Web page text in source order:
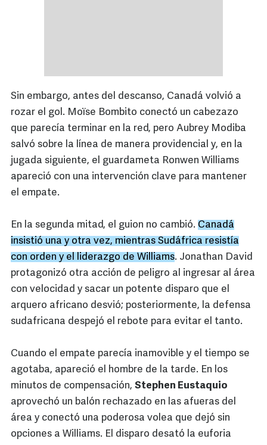
Sin embargo, antes del descanso, Canadá volvió a
rozar el gol. Moïse Bombito conectó un cabezazo
que parecía terminar en la red, pero Aubrey Modiba
salvó sobre la línea de manera providencial y, en la
jugada siguiente, el guardameta Ronwen Williams
apareció con una intervención clave para mantener
el empate.
En la segunda mitad, el guion no cambió. Canadá
insistió una y otra vez, mientras Sudáfrica resistía
con orden y el liderazgo de Williams. Jonathan David
protagonizó otra acción de peligro al ingresar al área
con velocidad y sacar un potente disparo que el
arquero africano desvió; posteriormente, la defensa
sudafricana despejó el rebote para evitar el tanto.
Cuando el empate parecía inamovible y el tiempo se
agotaba, apareció el hombre de la tarde. En los
minutos de compensación, Stephen Eustaquio
aprovechó un balón rechazado en las afueras del
área y conectó una poderosa volea que dejó sin
opciones a Williams. El disparo desató la euforia